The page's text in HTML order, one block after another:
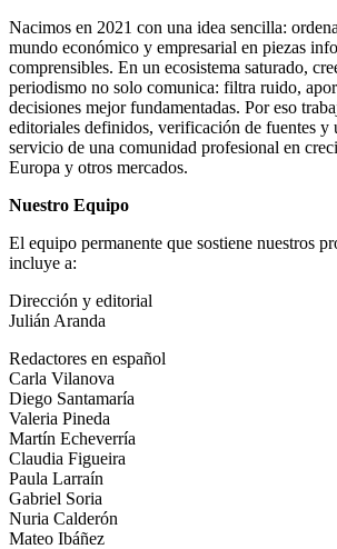
Nacimos en 2021 con una idea sencilla:
mundo económico y empresarial en piezas
comprensibles. En un ecosistema saturado,
periodismo no solo comunica: filtra ruido,
decisiones mejor fundamentadas. Por eso
editoriales definidos, verificación de fuentes y
servicio de una comunidad profesional en
Europa y otros mercados.
Nuestro Equipo
El equipo permanente que sostiene nuestros
incluye a:
Dirección y editorial
Julián Aranda
Redactores en español
Carla Vilanova
Diego Santamaría
Valeria Pineda
Martín Echeverría
Claudia Figueira
Paula Larraín
Gabriel Soria
Nuria Calderón
Mateo Ibáñez